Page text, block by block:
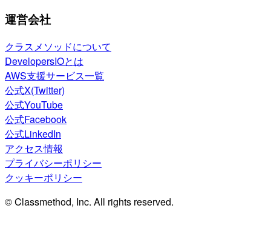
運営会社
クラスメソッドについて
DevelopersIOとは
AWS支援サービス一覧
公式X(Twitter)
公式YouTube
公式Facebook
公式LinkedIn
アクセス情報
プライバシーポリシー
クッキーポリシー
© Classmethod, Inc. All rights reserved.